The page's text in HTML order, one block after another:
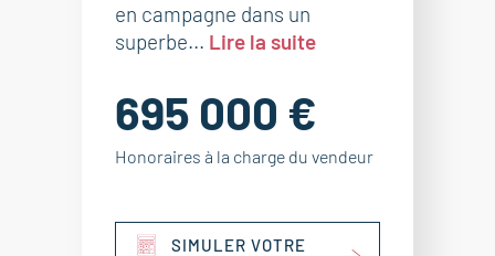
en campagne dans un
superbe... Lire la suite
695 000 €
Honoraires à la charge du vendeur
SIMULER VOTRE